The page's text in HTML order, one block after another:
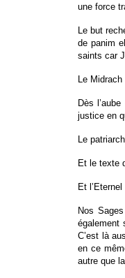
une force
Le but
de panim
saints car
Le
Dès
justice en
Le
Et le texte
Et
Nos
également
C’est là
en ce
autre que